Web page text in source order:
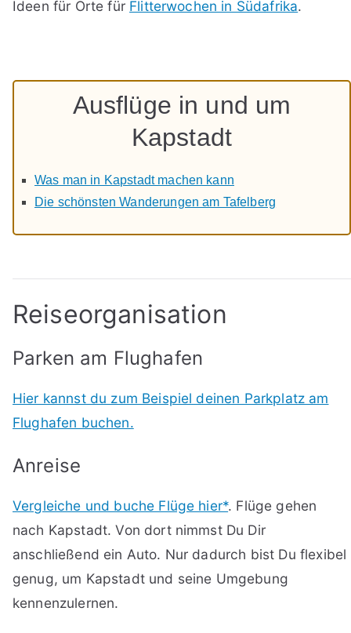
Ideen für Orte für Flitterwochen in Südafrika.
Ausflüge in und um
Kapstadt
Was man in Kapstadt machen kann
Die schönsten Wanderungen am Tafelberg
Reiseorganisation
Parken am Flughafen
Hier kannst du zum Beispiel deinen Parkplatz am
Flughafen buchen.
Anreise
Vergleiche und buche Flüge hier*. Flüge gehen
nach Kapstadt. Von dort nimmst Du Dir
anschließend ein Auto. Nur dadurch bist Du flexibel
genug, um Kapstadt und seine Umgebung
kennenzulernen.